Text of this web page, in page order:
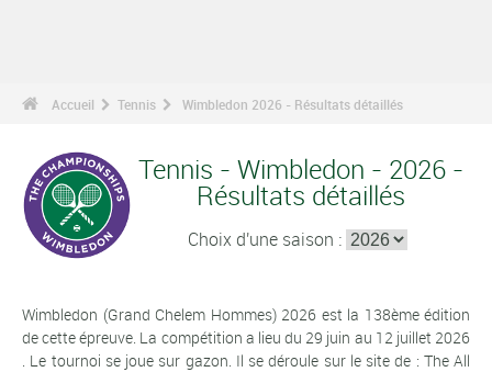
Accueil Tennis Wimbledon 2026 - Résultats détaillés
Tennis - Wimbledon - 2026 -
Résultats détaillés
Choix d'une saison :
Wimbledon (Grand Chelem Hommes) 2026 est la 138ème édition
de cette épreuve. La compétition a lieu du 29 juin au 12 juillet 2026
. Le tournoi se joue sur gazon. Il se déroule sur le site de : The All